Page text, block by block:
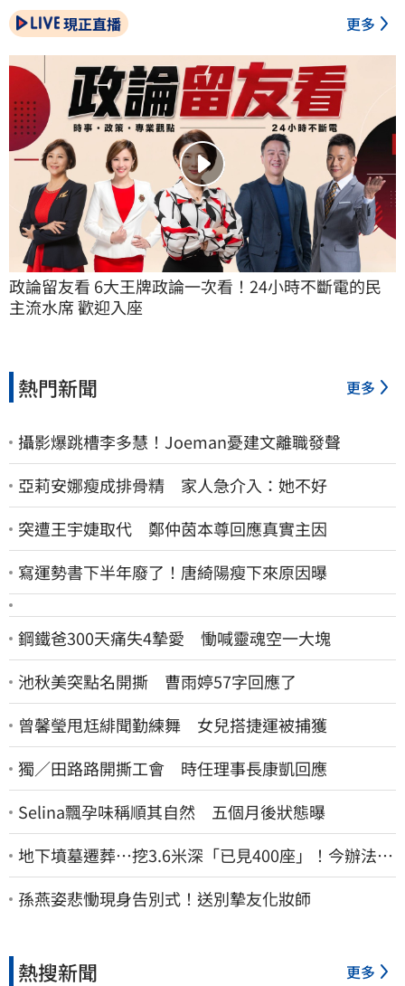
現正直播 更多
政論留友看 6大王牌政論一次看！24小時不斷電的民
主流水席 歡迎入座
熱門新聞 更多
攝影爆跳槽李多慧！Joeman憂建文離職發聲
亞莉安娜瘦成排骨精 家人急介入：她不好
突遭王宇婕取代 鄭仲茵本尊回應真實主因
寫運勢書下半年廢了！唐綺陽瘦下來原因曝
鋼鐵爸300天痛失4摯愛 慟喊靈魂空一大塊
池秋美突點名開撕 曹雨婷57字回應了
曾馨瑩甩尪緋聞勤練舞 女兒搭捷運被捕獲
獨／田路路開撕工會 時任理事長康凱回應
Selina飄孕味稱順其自然 五個月後狀態曝
地下墳墓遷葬…挖3.6米深「已見400座」！今辦法會
安撫祖先
孫燕姿悲慟現身告別式！送別摯友化妝師
熱搜新聞 更多